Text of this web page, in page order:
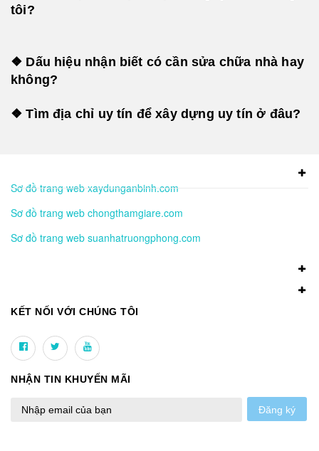
tôi?
❖ Dấu hiệu nhận biết có cần sửa chữa nhà hay
không?
❖ Tìm địa chỉ uy tín để xây dựng uy tín ở đâu?
Sơ đồ trang web xaydunganbinh.com
Sơ đồ trang web chongthamgiare.com
Sơ đồ trang web suanhatruongphong.com
KẾT NỐI VỚI CHÚNG TÔI
NHẬN TIN KHUYẾN MÃI
Đăng ký